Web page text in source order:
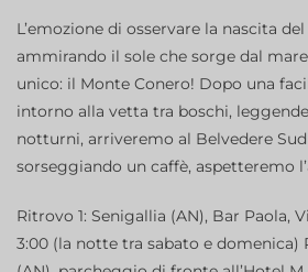
L’emozione di osservare la nascita
ammirando il sole che sorge dal
unico: il Monte Conero! Dopo una
intorno alla vetta tra boschi,
notturni, arriveremo al Belvedere
sorseggiando un caffè, aspetteremo
Ritrovo 1: Senigallia (AN), Bar Paola,
3:00 (la notte tra sabato e domenica)